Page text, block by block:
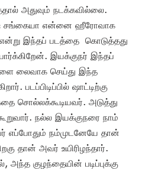
அதுவும் நடக்கவில்லை.
சங்கையா என்னை ஹீரோவாக
இந்தப் படத்தை கொடுத்தது
இயக்குநர் இந்தப்
லைவாக செய்து இந்த
படப்பிடிப்பில் ஷாட்டிற்கு
சொல்லக்கூடியவர். அடுத்து
நல்ல இயக்குநரை நாம்
நம்முடனேயே தான்
தான் அவர் உயிரிழந்தார்.
குழந்தையின் படிப்புக்கு